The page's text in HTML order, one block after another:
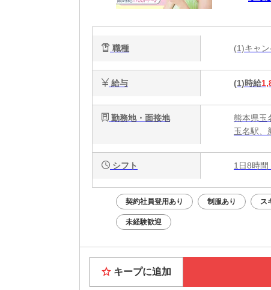
職種 (1)キャ
給与 (1)時給
勤務地・面接地
熊本県玉
玉名駅、
シフト 1日8時
契約社員登用あり 制服あり ス
未経験歓迎
キープに追加